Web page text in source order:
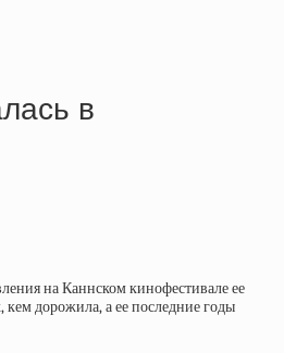
в
на Каннском кинофестивале ее
дорожила, а ее последние годы